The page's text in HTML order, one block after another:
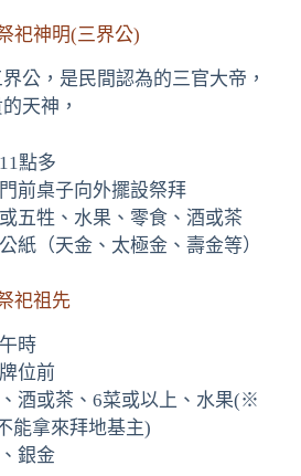
祀神明(三界公)
公，是民間認為的三官大帝，
天神，
點多
前桌子向外擺設祭拜
五牲、水果、零食、酒或茶
紙（天金、太極金、壽金等）
祀祖先
時
位前
酒或茶、6菜或以上、水果(※
能拿來拜地基主)
銀金